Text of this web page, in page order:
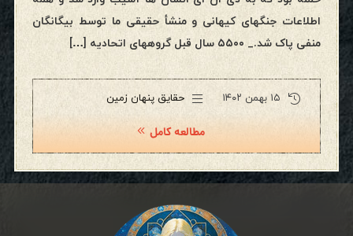
اطلاعات جنگهای کیهانی و منشأ حقیقی ما توسط بیگانگان
منفی پاک شد._ ۵۵۰۰ سال قبل گروههای اتحادیه […]
۱۵ بهمن ۱۴۰۲ حقایق پنهان زمین
مطالعه کامل